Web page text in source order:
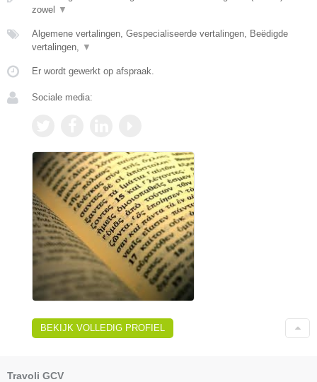
zowel ▼
Algemene vertalingen, Gespecialiseerde vertalingen, Beëdigde
vertalingen,
▼
Er wordt gewerkt op afspraak.
Sociale media:
BEKIJK VOLLEDIG PROFIEL
Travoli GCV